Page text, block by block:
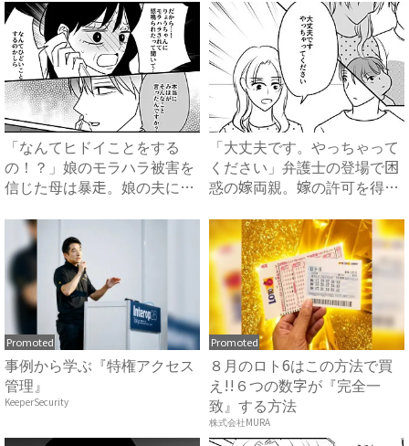
「なんてヒドイことをする
の！？」娘のモラハラ被害を
信じた母は暴走。娘の夫に電
「大丈夫です。やっちゃって
ください」弁護士の登場で困
惑の嫁両親。嫁の許可を得た
Promoted
事例から学ぶ『特権アクセス
管理』
KeeperSecurity
Promoted
８月のロト6はこの方法で買
え!!６つの数字が『完全一
致』する方法
株式会社MURA